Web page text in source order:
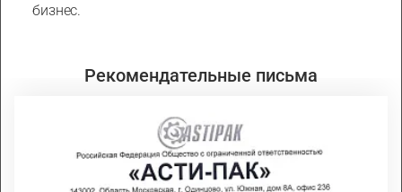
бизнес.
Рекомендательные письма